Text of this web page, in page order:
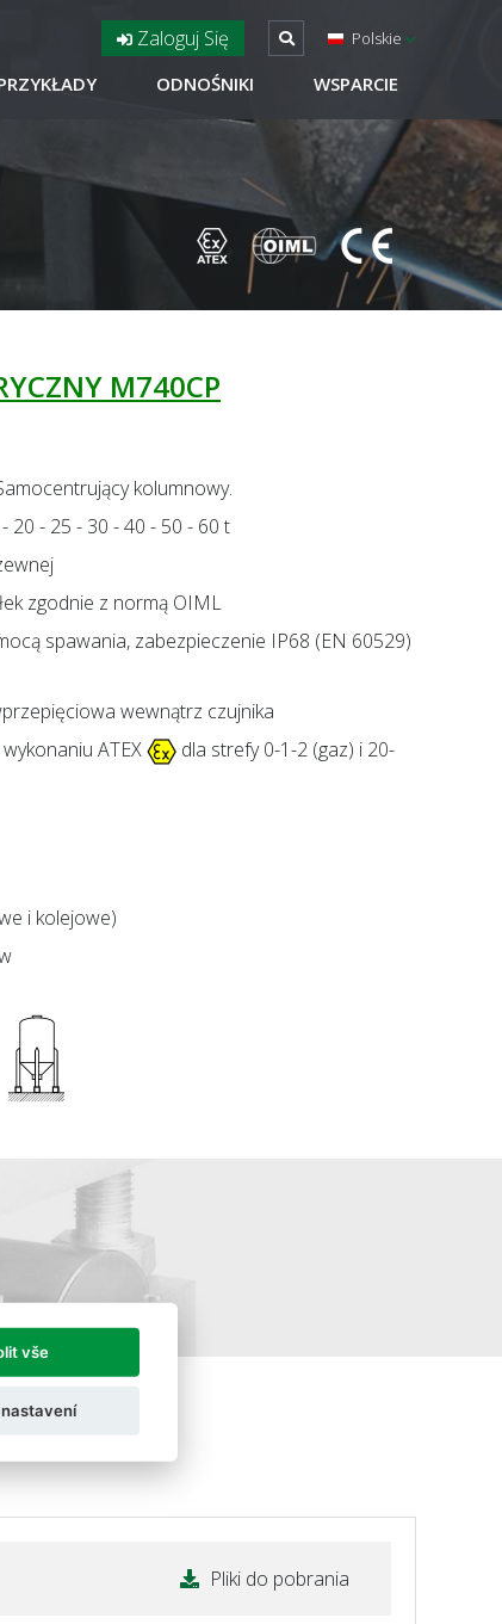
Zaloguj Się Polskie
ODNOŚNIKI
WSPARCIE
M740CP
kolumnowy.
20 - 25 - 30 - 40 - 50 - 60 t
zgodnie z normą OIML
spawania, zabezpieczenie IP68 (EN 60529)
wewnątrz czujnika
ATEX
dla strefy 0-1-2 (gaz) i 20-
i kolejowe)
Pliki do pobrania
vše